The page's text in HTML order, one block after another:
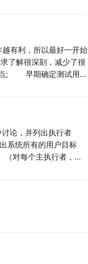
有利，所以最好一开始
了解很深刻，减少了很
点; 早期确定测试用例
，并列出执行者
统所有的用户目标
每个主执行者，检